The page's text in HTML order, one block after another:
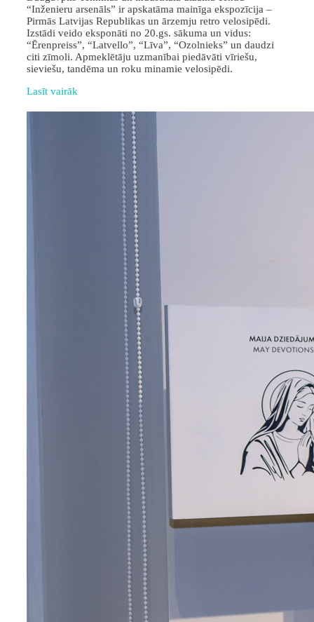
“Inženieru arsenāls” ir apskatāma mainīga ekspozīcija –
Pirmās Latvijas Republikas un ārzemju retro velosipēdi.
Izstādi veido eksponāti no 20.gs. sākuma un vidus:
“Ērenpreiss”, “Latvello”, “Līva”, “Ozolnieks” un daudzi
citi zīmoli. Apmeklētāju uzmanībai piedāvāti vīriešu,
sieviešu, tandēma un roku minamie velosipēdi.
Lasīt vairāk